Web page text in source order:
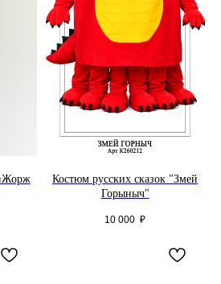
Костюм русских сказок "Змей
Горыныч"
10 000 ₽